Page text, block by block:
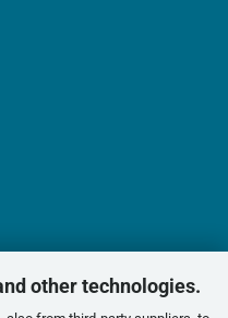
other technologies.